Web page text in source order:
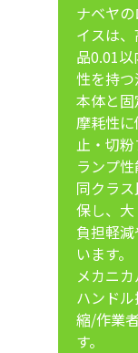
ナベヤ
イスは
品0.01
性を持つ
本体と
摩耗性
止・切
ランプ性
同クラ
保し、
負担軽
います。
メカニ
ハンド
縮/作業
す。